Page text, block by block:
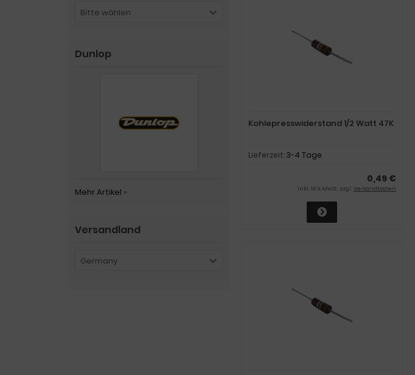
Kohlepresswiderstand 1/2 Watt 47K
Lieferzeit:3-4 Tage
0,49 €
inkl. 19 % MwSt. zzgl. Versandkosten
Bitte wählen
Dunlop
Mehr Artikel »
Versandland
Germany